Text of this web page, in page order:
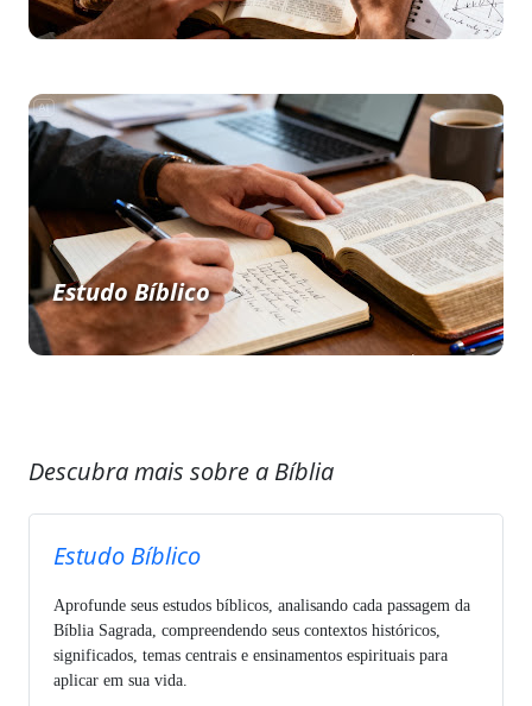
Estudo Bíblico
Descubra mais sobre a Bíblia
Estudo Bíblico
Aprofunde seus estudos bíblicos, analisando cada passagem da
Bíblia Sagrada, compreendendo seus contextos históricos,
significados, temas centrais e ensinamentos espirituais para
aplicar em sua vida.